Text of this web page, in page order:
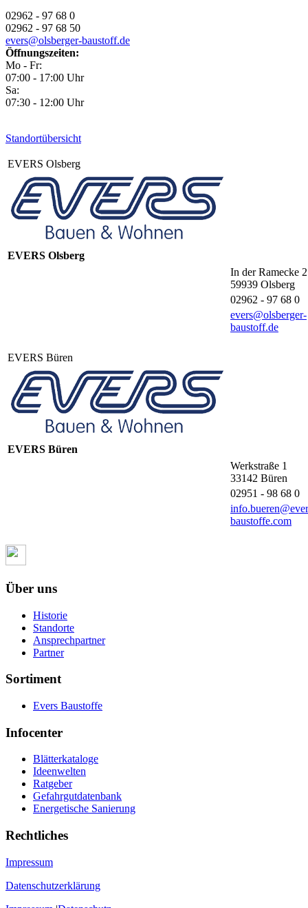
02962 - 97 68 0
02962 - 97 68 50
evers@olsberger-baustoff.de
Öffnungszeiten:
Mo - Fr:
07:00 - 17:00 Uhr
Sa:
07:30 - 12:00 Uhr
Standortübersicht
EVERS Olsberg
EVERS Olsberg
In der Ramecke 2
59939 Olsberg
02962 - 97 68 0
evers@olsberger-
baustoff.de
EVERS Büren
EVERS Büren
Werkstraße 1
33142 Büren
02951 - 98 68 0
baustoffe.com
Über uns
Historie
Standorte
Ansprechpartner
Partner
Sortiment
Evers Baustoffe
Infocenter
Blätterkataloge
Ideenwelten
Ratgeber
Gefahrgutdatenbank
Energetische Sanierung
Rechtliches
Impressum
Datenschutzerklärung